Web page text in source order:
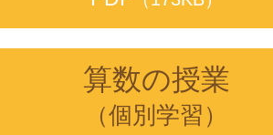
算数の授業
（個別学習）